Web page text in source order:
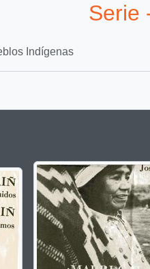
Serie
Indígenas
slide of this carousel will